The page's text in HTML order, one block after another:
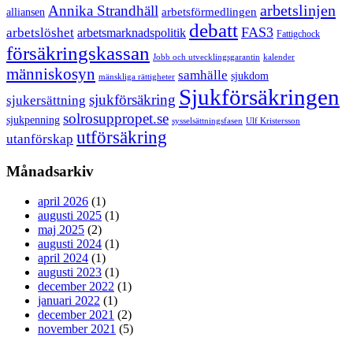
alliansen Annika Strandhäll arbetsförmedlingen arbetslinjen
arbetslöshet arbetsmarknadspolitik debatt FAS3 Fattigchock
försäkringskassan Jobb och utvecklingsgarantin kalender
människosyn mänskliga rättigheter samhälle sjukdom
sjukersättning sjukförsäkring Sjukförsäkringen
sjukpenning solrosuppropet.se sysselsättningsfasen Ulf Kristersson
utanförskap utförsäkring
Månadsarkiv
april 2026 (1)
augusti 2025 (1)
maj 2025 (2)
augusti 2024 (1)
april 2024 (1)
augusti 2023 (1)
december 2022 (1)
januari 2022 (1)
december 2021 (2)
november 2021 (5)